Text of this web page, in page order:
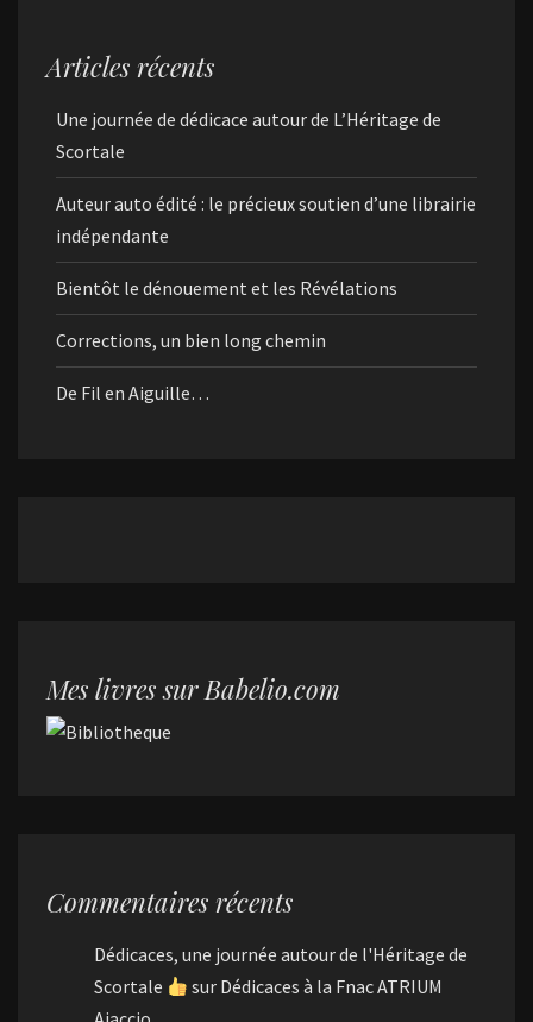
Articles récents
Une journée de dédicace autour de L’Héritage de
Scortale
Auteur auto édité : le précieux soutien d’une librairie
indépendante
Bientôt le dénouement et les Révélations
Corrections, un bien long chemin
De Fil en Aiguille…
Mes livres sur Babelio.com
Commentaires récents
Dédicaces, une journée autour de l'Héritage de
Scortale
sur Dédicaces à la Fnac ATRIUM